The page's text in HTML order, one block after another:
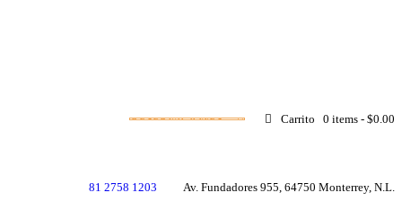
RESERVACIONES Carrito 0 items - $0.00
81 2758 1203 Av. Fundadores 955, 64750 Monterrey, N.L.